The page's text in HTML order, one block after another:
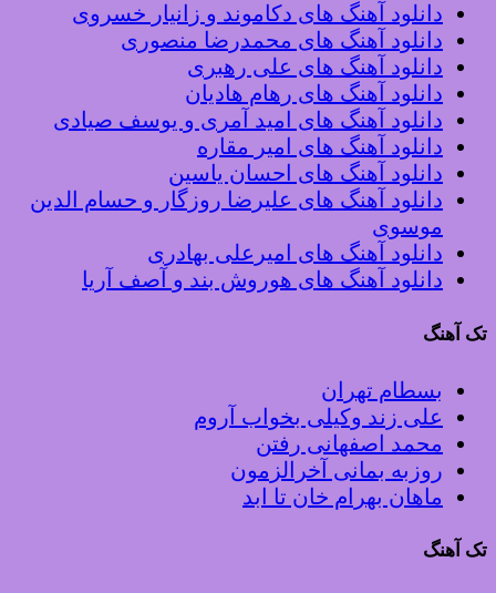
دانلود آهنگ های دکاموند و زانیار خسروی
دانلود آهنگ های محمدرضا منصوری
دانلود آهنگ های علی رهبری
دانلود آهنگ های رهام هادیان
دانلود آهنگ های امید آمری و یوسف صیادی
دانلود آهنگ های امیر مقاره
دانلود آهنگ های احسان یاسین
دانلود آهنگ های علیرضا روزگار و حسام الدین
موسوی
دانلود آهنگ های امیرعلی بهادری
دانلود آهنگ های هوروش بند و آصف آریا
تک آهنگ
بسطام تهران
علی زند وکیلی بخواب آروم
محمد اصفهانی رفتن
روزبه بمانی آخرالزمون
ماهان بهرام خان تا ابد
تک آهنگ